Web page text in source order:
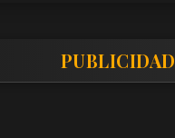
PUBLICIDAD